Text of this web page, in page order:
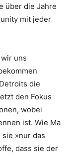
über die Jahre
mit jeder
uns
die
den Fokus
wobei
ist. Wie Ma
»nur das
dass sie der